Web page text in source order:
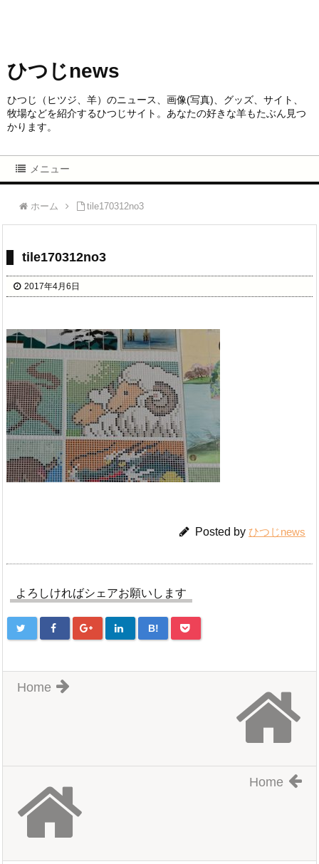
ひつじnews
ひつじ（ヒツジ、羊）のニュース、画像(写真)、グッズ、サイト、
牧場などを紹介するひつじサイト。あなたの好きな羊もたぶん見つ
かります。
メニュー
ホーム tile170312no3
tile170312no3
2017年4月6日
Posted by ひつじnews
よろしければシェアお願いします
B!
Home
Home